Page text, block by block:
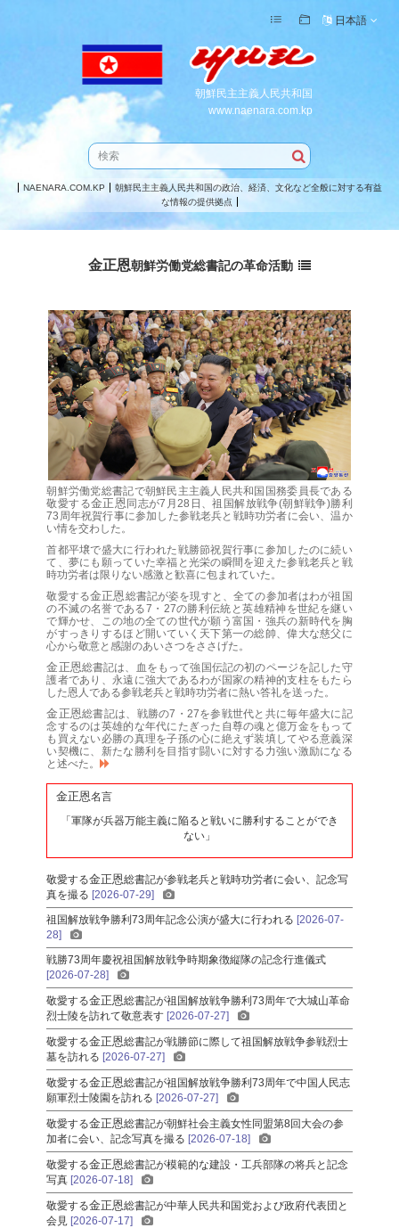
朝鮮民主主義人民共和国
www.naenara.com.kp
日本語
NAENARA.COM.KP
朝鮮民主主義人民共和国の政治、経済、文化など全般に対する有益
な情報の提供拠点
金正恩朝鮮労働党総書記の革命活動
朝鮮労働党総書記で朝鮮民主主義人民共和国 国務委員長である
敬愛する金正恩 同志が7月28日、祖国解放戦争(朝鮮戦争)勝利
73周年祝賀行事に参加した参戦老兵と戦時功労者に会い、温か
い情を交わした。
首都平壌で盛大に行われた戦勝節祝賀行事に参加したのに続い
て、夢にも願っていた幸福と光栄の瞬間を迎えた参戦老兵と戦
時功労者は限りない感激と歓喜に包まれていた。
敬愛する金正恩総書記が姿を現すと、全ての参加者はわが祖国
の不滅の名誉である7・27の勝利伝統と英雄精神を世紀を継い
で輝かせ、この地の全ての世代が願う富国・強兵の新時代を胸
がすっきりするほど開いていく天下第一の総帥、偉大な慈父に
心から敬意と感謝のあいさつをささげた。
金正恩総書記は、血をもって強国伝記の初のページを記した守
護者であり、永遠に強大であるわが国家の精神的支柱をもたら
した恩人である参戦老兵と戦時功労者に熱い答礼を送った。
金正恩総書記は、戦勝の7・27を参戦世代と共に毎年盛大に記
念するのは英雄的な年代にたぎった自尊の魂と億万金をもって
も買えない必勝の真理を子孫の心に絶えず装填してやる意義深
い契機に、新たな勝利を目指す闘いに対する力強い激励になる
と述べた。
金正恩名言
「軍隊が兵器万能主義に陥ると戦いに勝利することができ
ない」
敬愛する金正恩総書記が参戦老兵と戦時功労者に会い、記念写
真を撮る [2026-07-29]
祖国解放戦争勝利73周年記念公演が盛大に行われる [2026-07-
28]
戦勝73周年慶祝祖国解放戦争時期象徴縦隊の記念行進儀式
[2026-07-28]
敬愛する金正恩総書記が祖国解放戦争勝利73周年で大城山革命
烈士陵を訪れて敬意表す [2026-07-27]
敬愛する金正恩総書記が戦勝節に際して祖国解放戦争参戦烈士
墓を訪れる [2026-07-27]
敬愛する金正恩総書記が祖国解放戦争勝利73周年で中国人民志
願軍烈士陵園を訪れる [2026-07-27]
敬愛する金正恩総書記が朝鮮社会主義女性同盟第8回大会の参
加者に会い、記念写真を撮る [2026-07-18]
敬愛する金正恩総書記が模範的な建設・工兵部隊の将兵と記念
写真 [2026-07-18]
敬愛する金正恩総書記が中華人民共和国党および政府代表団と
会見 [2026-07-17]